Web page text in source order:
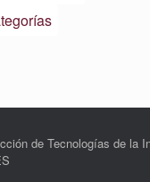
de Tecnologías de la